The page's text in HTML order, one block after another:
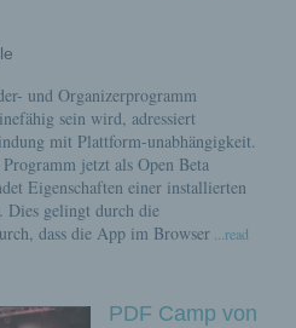
und Organizerprogramm
sein wird, adressiert
mit Plattform-unabhängigkeit.
jetzt als Open Beta
Eigenschaften einer installierten
Dies gelingt durch die
dass die App im Browser ...read
PDF Camp von